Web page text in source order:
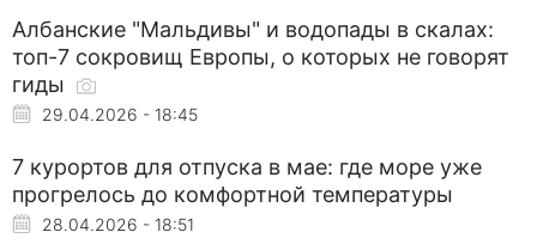
Албанские "Мальдивы" и водопады в скалах:
топ-7 сокровищ Европы, о которых не говорят
гиды
29.04.2026 - 18:45
7 курортов для отпуска в мае: где море уже
прогрелось до комфортной температуры
28.04.2026 - 18:51